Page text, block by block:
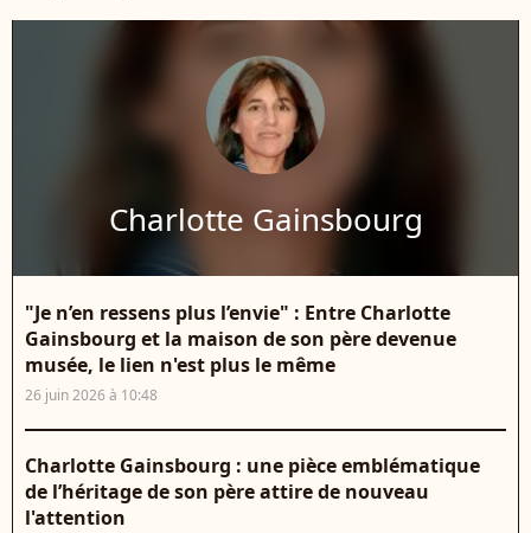
Charlotte Gainsbourg
"Je n’en ressens plus l’envie" : Entre Charlotte
Gainsbourg et la maison de son père devenue
musée, le lien n'est plus le même
26 juin 2026 à 10:48
Charlotte Gainsbourg : une pièce emblématique
de l’héritage de son père attire de nouveau
l'attention